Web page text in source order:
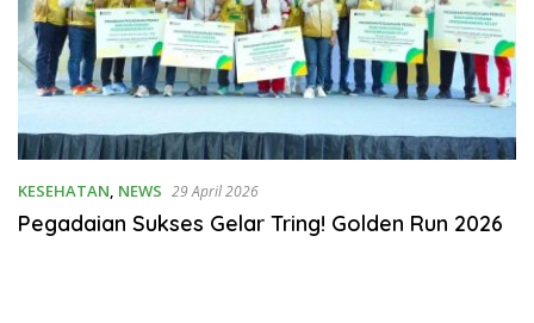
KESEHATAN, NEWS 29 April 2026
Pegadaian Sukses Gelar Tring! Golden Run 2026